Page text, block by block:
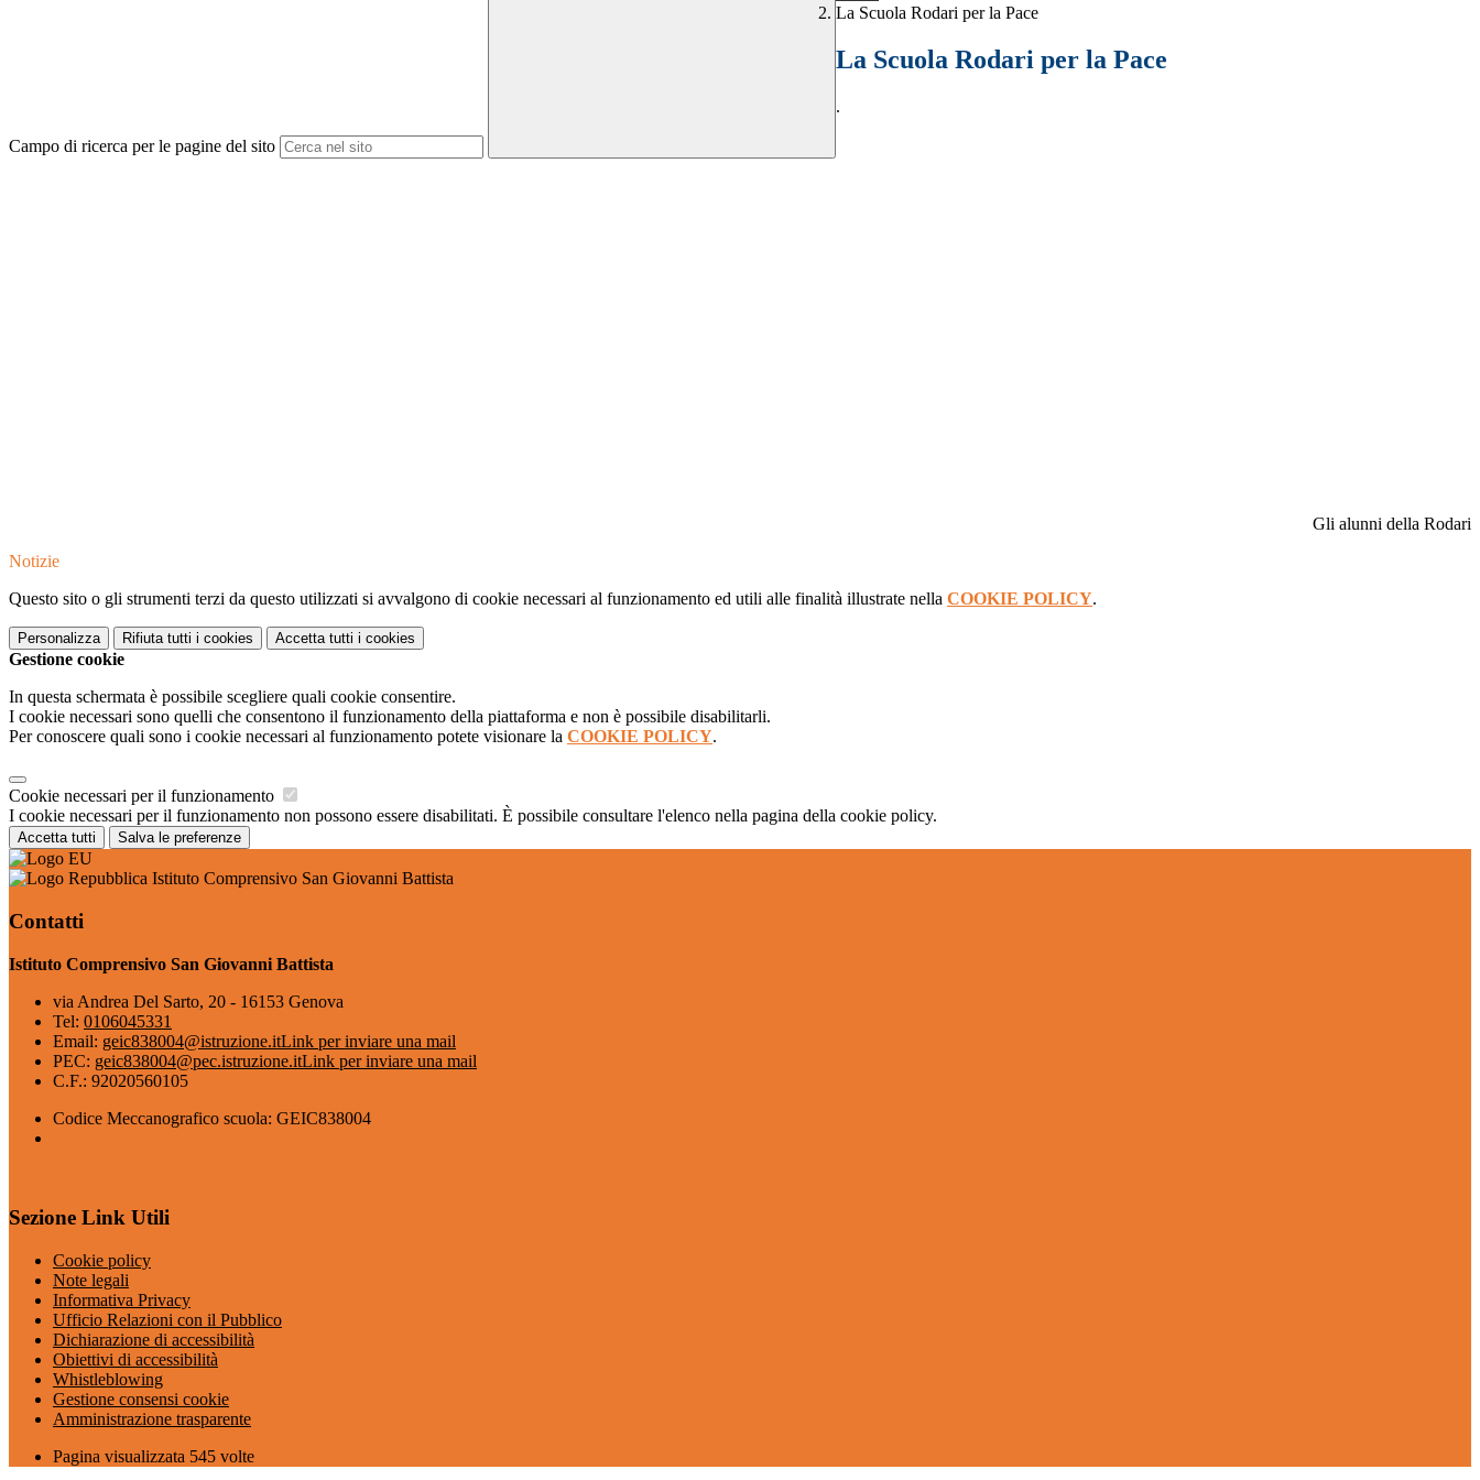
Campo di ricerca per le pagine del sito
La Scuola Rodari per la Pace
La Scuola Rodari per la Pace
.
Gli alunni della Rodari
Notizie
Questo sito o gli strumenti terzi da questo utilizzati si avvalgono di cookie necessari al funzionamento ed utili alle finalità illustrate nella COOKIE POLICY.
Personalizza Rifiuta tutti i cookies Accetta tutti i cookies
Gestione cookie
In questa schermata è possibile scegliere quali cookie consentire.
I cookie necessari sono quelli che consentono il funzionamento della piattaforma e non è possibile disabilitarli.
Per conoscere quali sono i cookie necessari al funzionamento potete visionare la COOKIE POLICY.
Cookie necessari per il funzionamento
I cookie necessari per il funzionamento non possono essere disabilitati. È possibile consultare l'elenco nella pagina della cookie policy.
Accetta tutti Salva le preferenze
Istituto Comprensivo San Giovanni Battista
Contatti
Istituto Comprensivo San Giovanni Battista
via Andrea Del Sarto, 20 - 16153 Genova
Tel: 0106045331
Email: geic838004@istruzione.itLink per inviare una mail
PEC: geic838004@pec.istruzione.itLink per inviare una mail
C.F.: 92020560105
Codice Meccanografico scuola: GEIC838004
Sezione Link Utili
Cookie policy
Note legali
Informativa Privacy
Ufficio Relazioni con il Pubblico
Dichiarazione di accessibilità
Obiettivi di accessibilità
Whistleblowing
Gestione consensi cookie
Amministrazione trasparente
Pagina visualizzata 545 volte